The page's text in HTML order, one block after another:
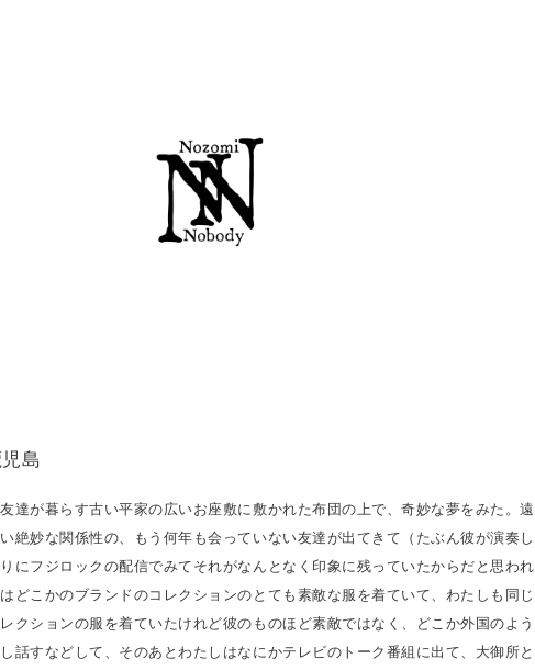
島
達が暮らす古い平家の広いお座敷に敷かれた布団の上で、奇妙な夢をみた。遠
絶妙な関係性の、もう何年も会っていない友達が出てきて（たぶん彼が演奏し
にフジロックの配信でみてそれがなんとなく印象に残っていたからだと思われ
どこかのブランドのコレクションのとても素敵な服を着ていて、わたしも同じ
クションの服を着ていたけれど彼のものほど素敵ではなく、どこか外国のよう
話すなどして、そのあとわたしはなにかテレビのトーク番組に出て、大御所と